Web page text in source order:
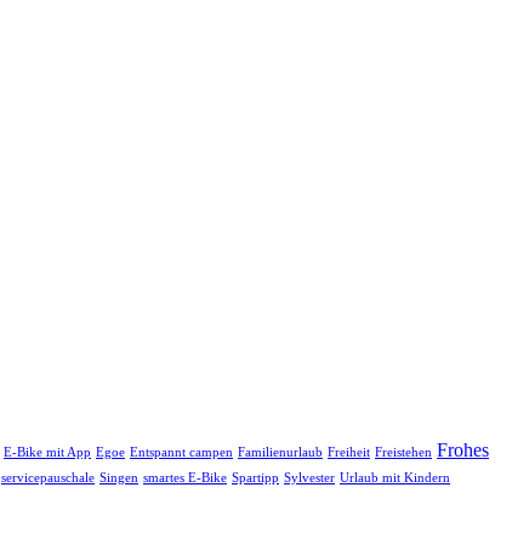
E-Bike mit App Egoe Entspannt campen Familienurlaub Freiheit Freistehen Frohes
servicepauschale Singen smartes E-Bike Spartipp Sylvester Urlaub mit Kindern